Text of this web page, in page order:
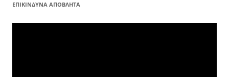
ΕΠΙΚΙΝΔΥΝΑ ΑΠΟΒΛΗΤΑ